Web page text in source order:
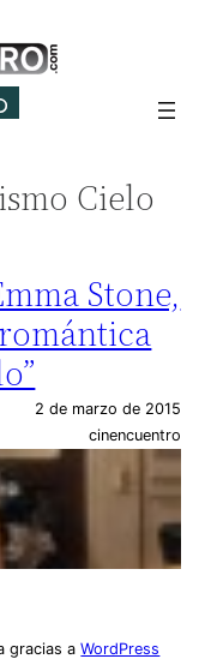
Cielo
Stone,
2 de marzo de 2015
cinencuentro
gracias aWordPress